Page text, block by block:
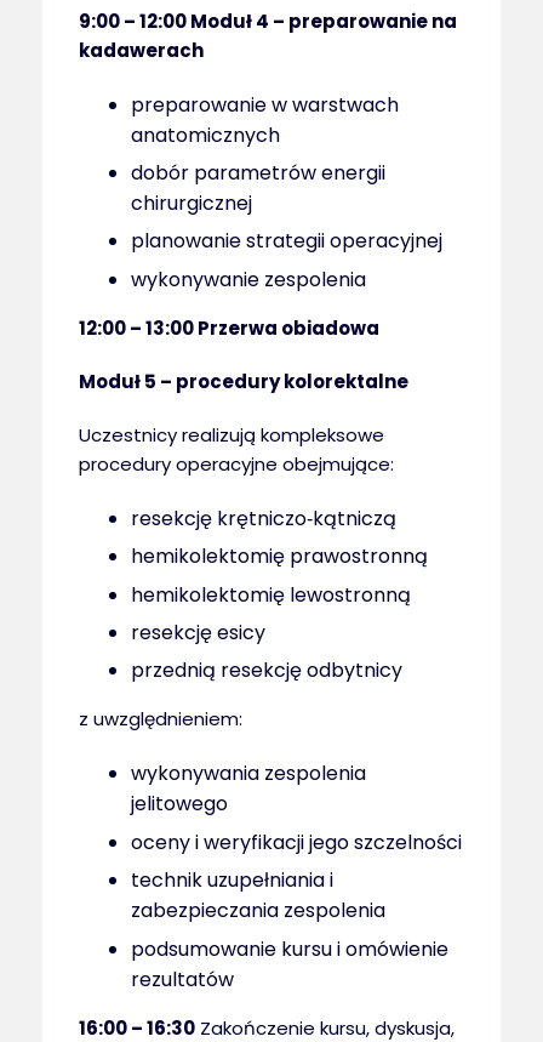
9:00 – 12:00 Moduł 4 – preparowanie na
kadawerach
preparowanie w warstwach
anatomicznych
dobór parametrów energii
chirurgicznej
planowanie strategii operacyjnej
wykonywanie zespolenia
12:00 – 13:00 Przerwa obiadowa
Moduł 5 – procedury kolorektalne
Uczestnicy realizują kompleksowe
procedury operacyjne obejmujące:
resekcję krętniczo‑kątniczą
hemikolektomię prawostronną
hemikolektomię lewostronną
resekcję esicy
przednią resekcję odbytnicy
z uwzględnieniem:
wykonywania zespolenia
jelitowego
oceny i weryfikacji jego szczelności
technik uzupełniania i
zabezpieczania zespolenia
podsumowanie kursu i omówienie
rezultatów
16:00 – 16:30Zakończenie kursu, dyskusja,